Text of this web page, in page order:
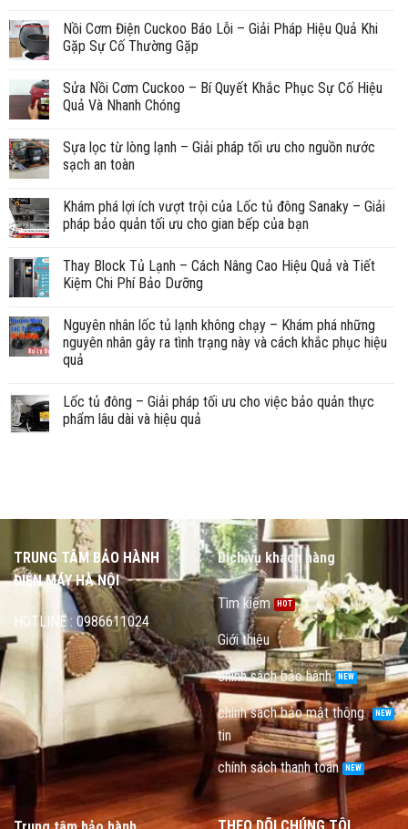
Nồi Cơm Điện Cuckoo Báo Lỗi – Giải Pháp Hiệu Quả Khi
Gặp Sự Cố Thường Gặp
Sửa Nồi Cơm Cuckoo – Bí Quyết Khắc Phục Sự Cố Hiệu
Quả Và Nhanh Chóng
Sựa lọc từ lòng lạnh – Giải pháp tối ưu cho nguồn nước
sạch an toàn
Khám phá lợi ích vượt trội của Lốc tủ đông Sanaky – Giải
pháp bảo quản tối ưu cho gian bếp của bạn
Thay Block Tủ Lạnh – Cách Nâng Cao Hiệu Quả và Tiết
Kiệm Chi Phí Bảo Dưỡng
Nguyên nhân lốc tủ lạnh không chạy – Khám phá những
nguyên nhân gây ra tình trạng này và cách khắc phục hiệu
quả
Lốc tủ đông – Giải pháp tối ưu cho việc bảo quản thực
phẩm lâu dài và hiệu quả
TRUNG TÂM BẢO HÀNH
ĐIỆN MÁY HÀ NỘI
HOTLINE : 0986611024
Dịch vụ khách hàng
Tìm kiếm
Giới thiệu
chính sách bảo hành
chính sách bảo mật thông
tin
chính sách thanh toán